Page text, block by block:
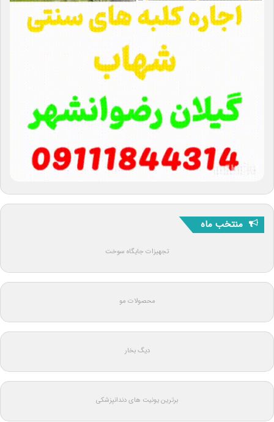
منتخب ماه
تجهیزات جایگاه سوخت
محصولات مو
دیگ بخار
برترین یونیت های دندانپزشکی